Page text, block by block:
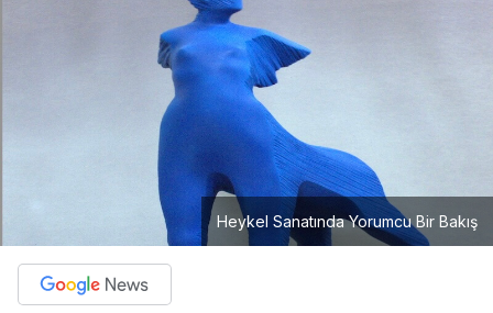
Heykel Sanatında Yorumcu Bir Bakış